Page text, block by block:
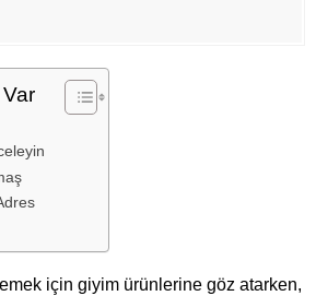
için giyim ürünlerine göz atarken,